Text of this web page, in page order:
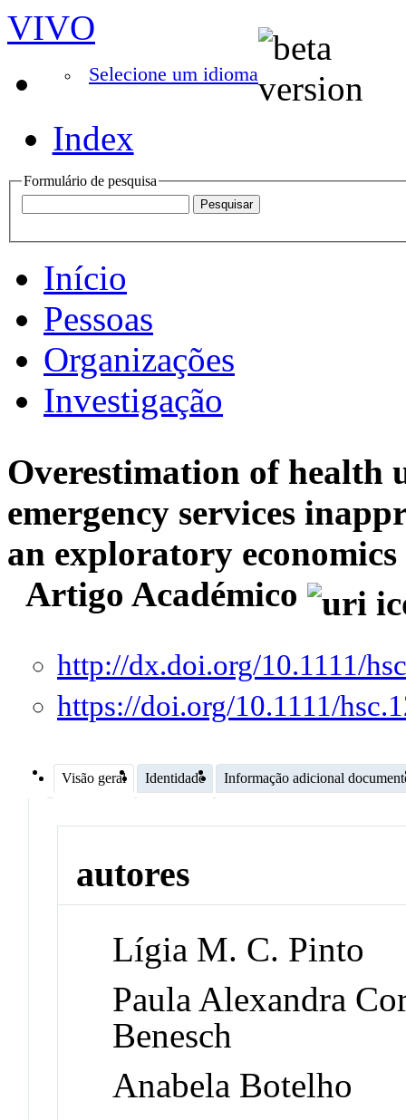
VIVO
Selecione um idioma
Index
Formulário de pesquisa
Início
Pessoas
Organizações
Investigação
Overestimation of health
emergency services
an exploratory
Artigo Académico
http://dx.doi.org/10.1111/
https://doi.org/10.1111/
Visão geral Identidade Informação adicional
autores
Lígia M. C. Pinto
Paula Alexandra
Benesch
Anabela Botelho